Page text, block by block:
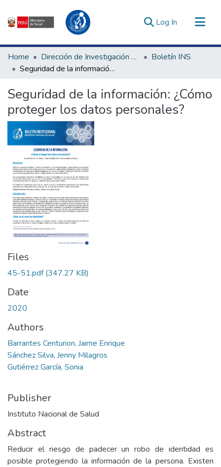
Log In (current)
Communities & Collections
All of DSpace
Estadísticas Externas
Enlaces de interés ▾
Home Dirección de Investigación e Innovación en Salud
Boletín INS
Seguridad de la información: ¿Cómo proteger los datos personales?
Seguridad de la información: ¿Cómo
proteger los datos personales?
Files
45-51.pdf(347.27 KB)
Date
2020
Authors
Barrantes Centurion, Jaime Enrique
Sánchez Silva, Jenny Milagros
Gutiérrez García, Sonia
Publisher
Instituto Nacional de Salud
Abstract
Reducir el riesgo de padecer un robo de identidad es
posible protegiendo la información de la persona. Existen